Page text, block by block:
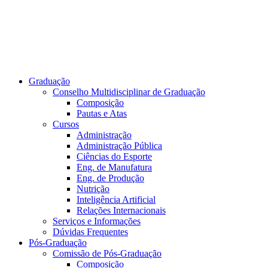
Graduação
Conselho Multidisciplinar de Graduação
Composição
Pautas e Atas
Cursos
Administração
Administração Pública
Ciências do Esporte
Eng. de Manufatura
Eng. de Produção
Nutrição
Inteligência Artificial
Relações Internacionais
Serviços e Informações
Dúvidas Frequentes
Pós-Graduação
Comissão de Pós-Graduação
Composição